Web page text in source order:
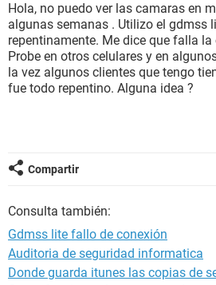
Hola, no puedo ver las camaras en
algunas semanas . Utilizo el gdmss
repentinamente. Me dice que falla la
Probe en otros celulares y en
la vez algunos clientes que tengo
fue todo repentino. Alguna idea ?
Compartir
Consulta también:
Gdmss lite fallo de conexión
Auditoria de seguridad informatica
Donde guarda itunes las copias de